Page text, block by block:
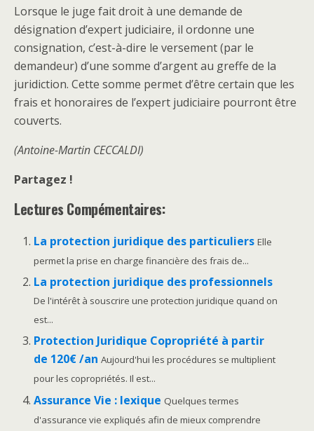
Lorsque le juge fait droit à une demande de
désignation d’expert judiciaire, il ordonne une
consignation, c’est-à-dire le versement (par le
demandeur) d’une somme d’argent au greffe de la
juridiction. Cette somme permet d’être certain que les
frais et honoraires de l’expert judiciaire pourront être
couverts.
(Antoine-Martin CECCALDI)
Partagez !
Lectures Compémentaires:
La protection juridique des particuliersElle
permet la prise en charge financière des frais de...
La protection juridique des professionnels
De l'intérêt à souscrire une protection juridique quand on
est...
Protection Juridique Copropriété à partir
de 120€ /anAujourd'hui les procédures se multiplient
pour les copropriétés. Il est...
Assurance Vie : lexique Quelques termes
d'assurance vie expliqués afin de mieux comprendre